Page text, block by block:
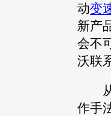
动变
新产
会不
沃联
作手